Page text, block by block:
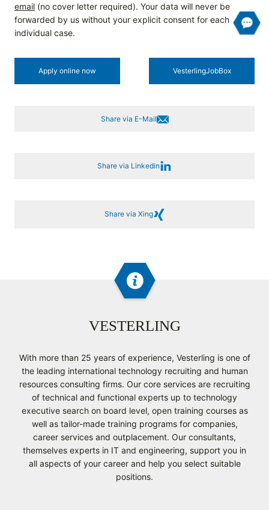
email (no cover letter required). Your data will never be
forwarded by us without your explicit consent for each
individual case.
Apply online now Vesterling­JobBox
Share via E-Mail
Share via Linkedin
Share via Xing
VESTERLING
With more than 25 years of experience, Vesterling is one of
the leading international technology recruiting and human
resources consulting firms. Our core services are recruiting
of technical and functional experts up to technology
executive search on board level, open training courses as
well as tailor-made training programs for companies,
career services and outplacement. Our consultants,
themselves experts in IT and engineering, support you in
all aspects of your career and help you select suitable
positions.